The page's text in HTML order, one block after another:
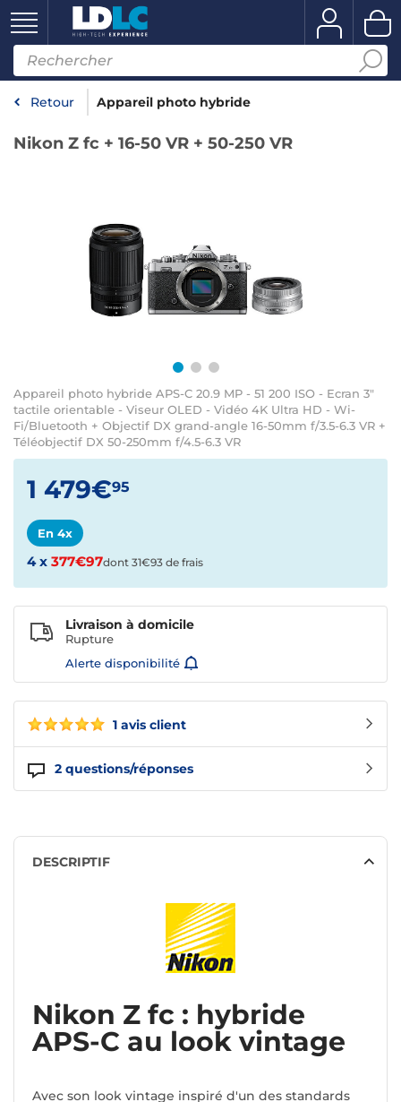
Retour Appareil photo hybride
Nikon Z fc + 16-50 VR + 50-250 VR
Appareil photo hybride APS-C 20.9 MP - 51 200 ISO - Ecran 3"
tactile orientable - Viseur OLED - Vidéo 4K Ultra HD - Wi-
Fi/Bluetooth + Objectif DX grand-angle 16-50mm f/3.5-6.3 VR +
Téléobjectif DX 50-250mm f/4.5-6.3 VR
1 avis client
2 questions/réponses
1 479€95
En 4x
4 x 377€97dont 31€93 de frais
Livraison à domicile
Rupture
Alerte disponibilité
DESCRIPTIF
Nikon Z fc : hybride
APS-C au look vintage
Avec son look vintage inspiré d'un des standards